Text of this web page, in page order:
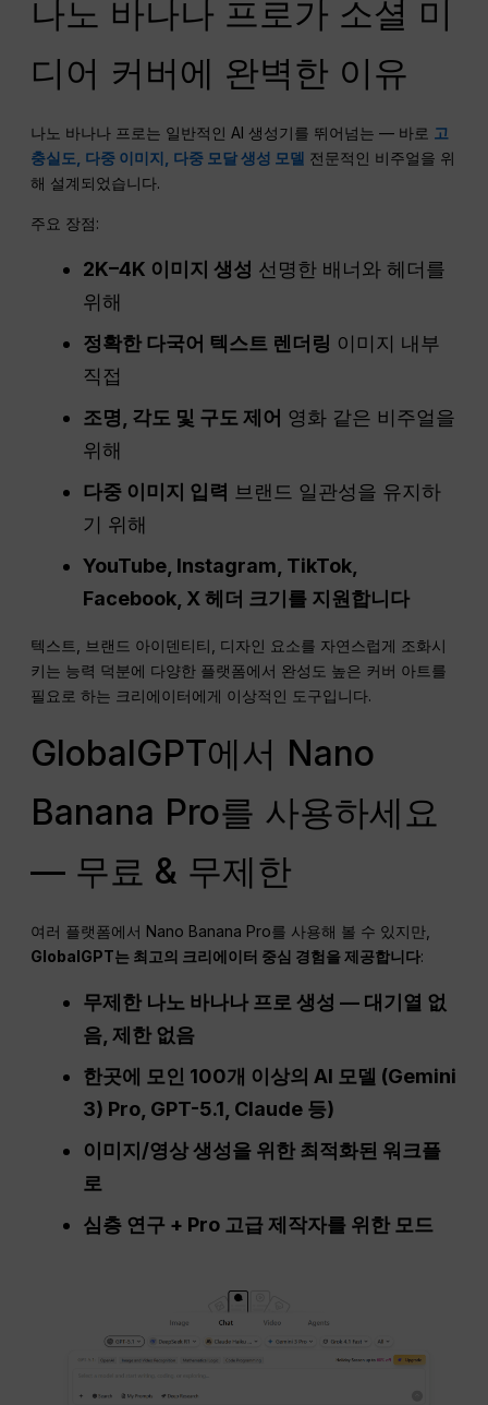
나노 바나나 프로가 소셜 미
디어 커버에 완벽한 이유
나노 바나나 프로는 일반적인 AI 생성기를 뛰어넘는 — 바로 고
충실도, 다중 이미지, 다중 모달 생성 모델 전문적인 비주얼을 위
해 설계되었습니다.
주요 장점:
2K–4K 이미지 생성 선명한 배너와 헤더를
위해
정확한 다국어 텍스트 렌더링 이미지 내부
직접
조명, 각도 및 구도 제어 영화 같은 비주얼을
위해
다중 이미지 입력 브랜드 일관성을 유지하
기 위해
YouTube, Instagram, TikTok,
Facebook, X 헤더 크기를 지원합니다
텍스트, 브랜드 아이덴티티, 디자인 요소를 자연스럽게 조화시
키는 능력 덕분에 다양한 플랫폼에서 완성도 높은 커버 아트를
필요로 하는 크리에이터에게 이상적인 도구입니다.
GlobalGPT에서 Nano
Banana Pro를 사용하세요
— 무료 & 무제한
여러 플랫폼에서 Nano Banana Pro를 사용해 볼 수 있지만,
GlobalGPT는 최고의 크리에이터 중심 경험을 제공합니다:
무제한 나노 바나나 프로 생성 — 대기열 없
음, 제한 없음
한곳에 모인 100개 이상의 AI 모델 (Gemini
3) Pro , GPT-5.1, Claude 등)
이미지/영상 생성을 위한 최적화된 워크플
로
심층 연구 + Pro 고급 제작자를 위한 모드